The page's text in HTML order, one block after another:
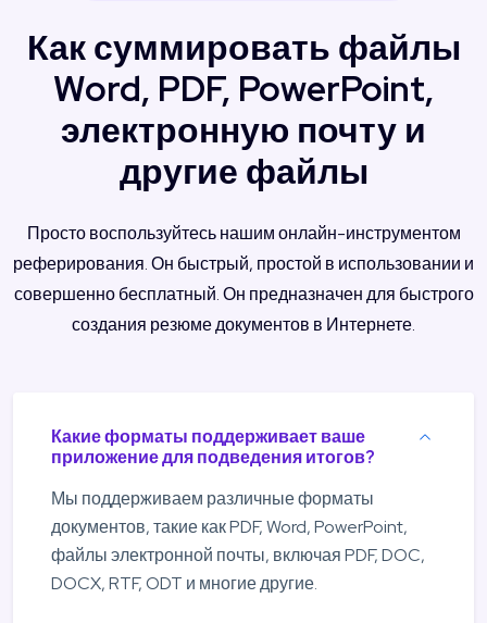
Как суммировать файлы
Word, PDF, PowerPoint,
электронную почту и
другие файлы
Просто воспользуйтесь нашим онлайн-инструментом
реферирования. Он быстрый, простой в использовании и
совершенно бесплатный. Он предназначен для быстрого
создания резюме документов в Интернете.
Какие форматы поддерживает ваше
приложение для подведения итогов?
Мы поддерживаем различные форматы
документов, такие как PDF, Word, PowerPoint,
файлы электронной почты, включая PDF, DOC,
DOCX, RTF, ODT и многие другие.